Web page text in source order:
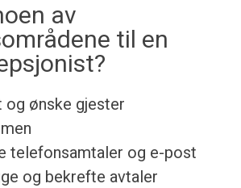
av
til en
og ønske gjester
telefonsamtaler og e-post
og bekrefte avtaler